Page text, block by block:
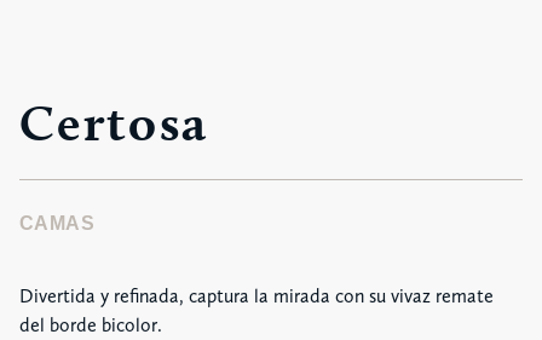
Certosa
CAMAS
Divertida y refinada, captura la mirada con su vivaz remate
del borde bicolor.